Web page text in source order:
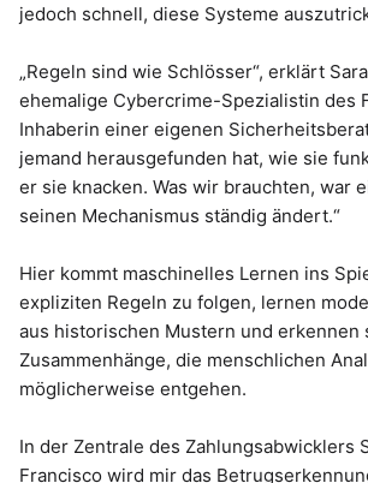
jedoch schnell, diese Systeme
„Regeln sind wie Schlösser“, erklärt
ehemalige Cybercrime-Spezialistin des
Inhaberin einer eigenen
jemand herausgefunden hat, wie sie
er sie knacken. Was wir brauchten, war
seinen Mechanismus ständig ändert.“
Hier kommt maschinelles Lernen ins
expliziten Regeln zu folgen, lernen
aus historischen Mustern und erkennen
Zusammenhänge, die menschlichen
möglicherweise entgehen.
In der Zentrale des Zahlungsabwicklers
Francisco wird mir das